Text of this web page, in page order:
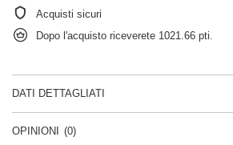
Acquisti sicuri
Dopo l'acquisto riceverete 1021.66 pti.
DATI DETTAGLIATI
OPINIONI (0)